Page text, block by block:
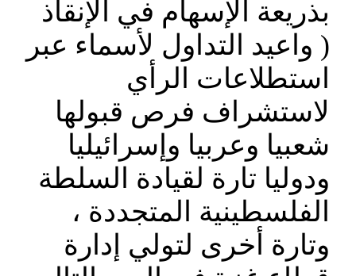
بذريعة الإسهام في الإنقاذ
( واعيد التداول لأسماء عبر
استطلاعات الرأي
لاستشراف فرص قبولها
شعبيا وعربيا وإسرائيليا
ودوليا تارة لقيادة السلطة
الفلسطينية المتجددة ،
وتارة أخرى لتولي إدارة